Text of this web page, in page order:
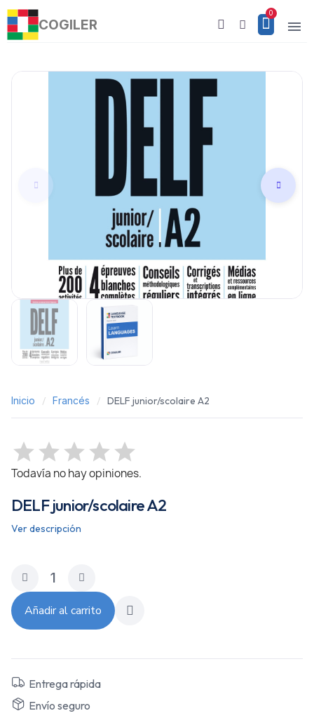
COGILER
Inicio Francés DELF junior/scolaire A2
Todavía no hay opiniones.
DELF junior/scolaire A2
Ver descripción
Añadir al carrito
Entrega rápida
Envío seguro